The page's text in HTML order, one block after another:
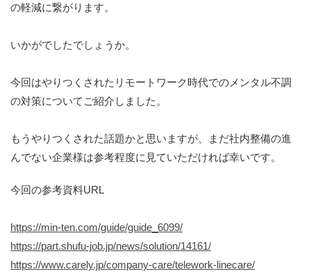
の軽減に繋がります。
いかがでしたでしょうか。
今回はやりつくされたリモートワーク時代でのメンタル不調
の対策についてご紹介しました。
もうやりつくされた話題かと思いますが、まだ社内整備の進
んでない企業様は参考程度に見ていただければ幸いです。
今回の参考資料URL
https://min-ten.com/guide/guide_6099/
https://part.shufu-job.jp/news/solution/14161/
https://www.carely.jp/company-care/telework-linecare/